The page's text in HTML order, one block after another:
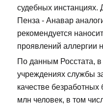
судебных инстанциях.
Пенза - Анавар
рекомендуется
проявлений аллергии
По данным Росстата, в
учреждениях службы
качестве
млн человек, в том